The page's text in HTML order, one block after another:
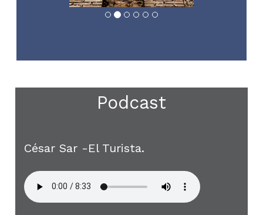
Podcast
César Sar -El Turista.